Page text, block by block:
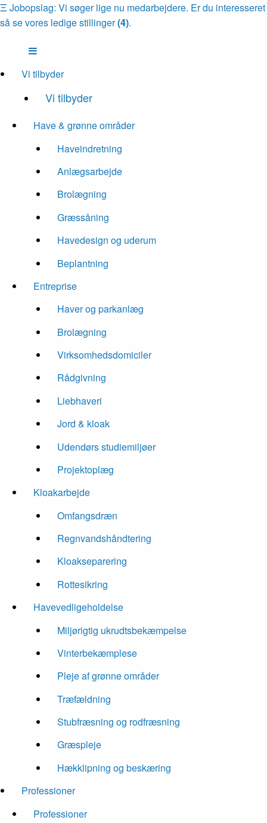
Ξ Jobopslag: Vi søger lige nu medarbejdere. Er du interesseret
så se vores ledige stillinger(4).
Vi tilbyder
Vi tilbyder
Have & grønne områder
Haveindretning
Anlægsarbejde
Brolægning
Græssåning
Havedesign og uderum
Beplantning
Entreprise
Haver og parkanlæg
Brolægning
Virksomhedsdomiciler
Rådgivning
Liebhaveri
Jord & kloak
Udendørs studiemiljøer
Projektoplæg
Kloakarbejde
Omfangsdræn
Regnvandshåndtering
Kloakseparering
Rottesikring
Havevedligeholdelse
Miljørigtig ukrudtsbekæmpelse
Vinterbekæmplese
Pleje af grønne områder
Træfældning
Stubfræsning og rodfræsning
Græspleje
Hækklipning og beskæring
Professioner
Professioner